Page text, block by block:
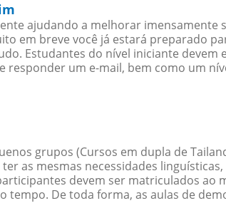
ajudando a melhorar imensamente
em breve você já estará preparado
Estudantes do nível iniciante
um e-mail, bem como um
grupos (Cursos em dupla de
as mesmas necessidades
devem ser matriculados ao
De toda forma, as aulas de